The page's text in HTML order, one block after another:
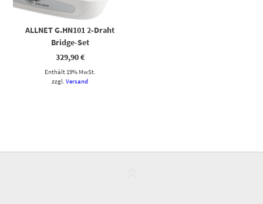
ALLNET G.HN101 2‑Draht
Bridge-Set
329,90€
Enthält 19% MwSt.
zzgl.Versand